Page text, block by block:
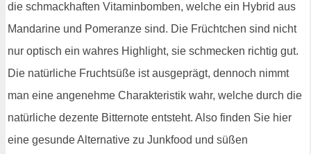
die schmackhaften Vitaminbomben, welche ein Hybrid aus
Mandarine und Pomeranze sind. Die Früchtchen sind nicht
nur optisch ein wahres Highlight, sie schmecken richtig gut.
Die natürliche Fruchtsüße ist ausgeprägt, dennoch nimmt
man eine angenehme Charakteristik wahr, welche durch die
natürliche dezente Bitternote entsteht. Also finden Sie hier
eine gesunde Alternative zu Junkfood und süßen